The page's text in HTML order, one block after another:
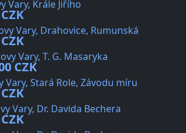
Vary, Krále Jiřího
Vary, Drahovice, Rumunská
Vary, T. G. Masaryka
CZK
Vary, Stará Role, Závodu míru
Vary, Dr. Davida Bechera